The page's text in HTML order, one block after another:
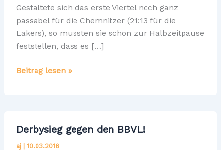
Gestaltete sich das erste Viertel noch ganz
passabel für die Chemnitzer (21:13 für die
Lakers), so mussten sie schon zur Halbzeitpause
feststellen, dass es […]
Schützenfest
Beitrag lesen »
Derbysieg gegen den BBVL!
aj 10.03.2016